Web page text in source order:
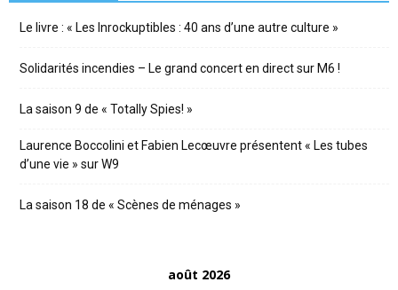
Le livre : « Les Inrockuptibles : 40 ans d’une autre culture »
Solidarités incendies – Le grand concert en direct sur M6 !
La saison 9 de « Totally Spies! »
Laurence Boccolini et Fabien Lecœuvre présentent « Les tubes
d’une vie » sur W9
La saison 18 de « Scènes de ménages »
août 2026